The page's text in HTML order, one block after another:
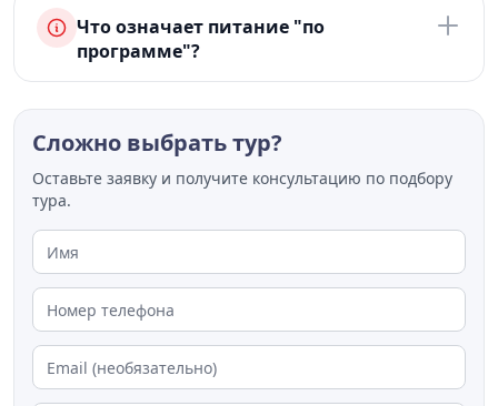
Что означает питание "по
программе"?
Сложно выбрать тур?
Оставьте заявку и получите консультацию по подбору
тура.